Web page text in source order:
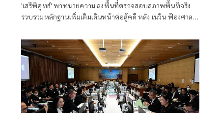
'เสรีพิศุทธ์' พาทนายความ ลงพื้นที่ตรวจสอบสภาพพื้นที่จริง
รวบรวมหลักฐานเพิ่มเติมเดินหน้าต่อสู้คดี หลัง เนวิน ฟ้องศาล
รอยการขุดเปิดทางน้ำที่เคยถมรุกล้ำลำรางสาธารณะ ยันไม่ไกล่
เกลี่ยเพื่อพิสูจน์ความจริง ลั่นหาก 'เนวิน ชิดชอบ' ยอมรับบุกรุก
ที่รถไฟจริงถึงจะยอม